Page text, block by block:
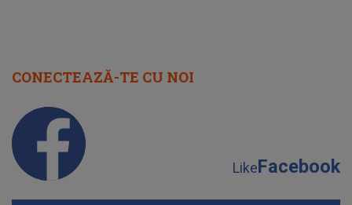
CONECTEAZĂ-TE CU NOI
LikeFacebook